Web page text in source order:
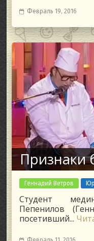
Февраль 19, 2016
Признаки
Геннадий Ветров
Студент
Пепенилов
посетивший...